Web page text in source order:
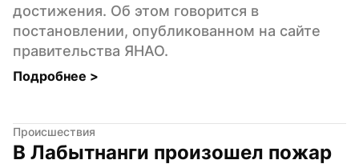
достижения. Об этом говорится в
постановлении, опубликованном на сайте
правительства ЯНАО.
Подробнее >
Происшествия
В Лабытнанги произошел пожар